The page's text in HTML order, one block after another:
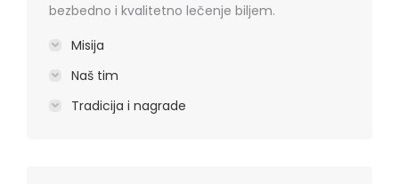
bezbedno i kvalitetno lečenje biljem.
Misija
Naš tim
Tradicija i nagrade